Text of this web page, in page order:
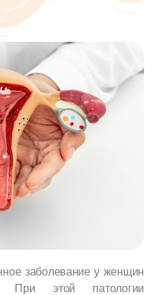
заболевание у женщин
При этой патологии